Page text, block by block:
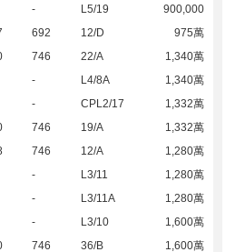
- L5/19
900,000
692 12/D
975萬
746 22/A
1,340萬
- L4/8A
1,340萬
- CPL2/17
1,332萬
746 19/A
1,332萬
746 12/A
1,280萬
- L3/11
1,280萬
- L3/11A
1,280萬
- L3/10
1,600萬
746 36/B
1,600萬